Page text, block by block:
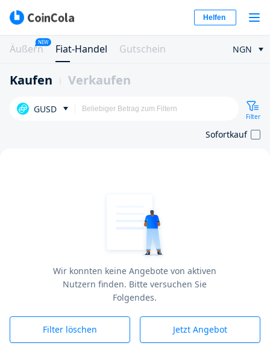
Helfen
Äußern
NEW
Fiat-Handel Gutschein NGN
Kaufen Verkaufen
GUSD
Filter
Sofortkauf
Wir konnten keine Angebote von aktiven
Nutzern finden. Bitte versuchen Sie
Folgendes.
Filter löschen Jetzt Angebot